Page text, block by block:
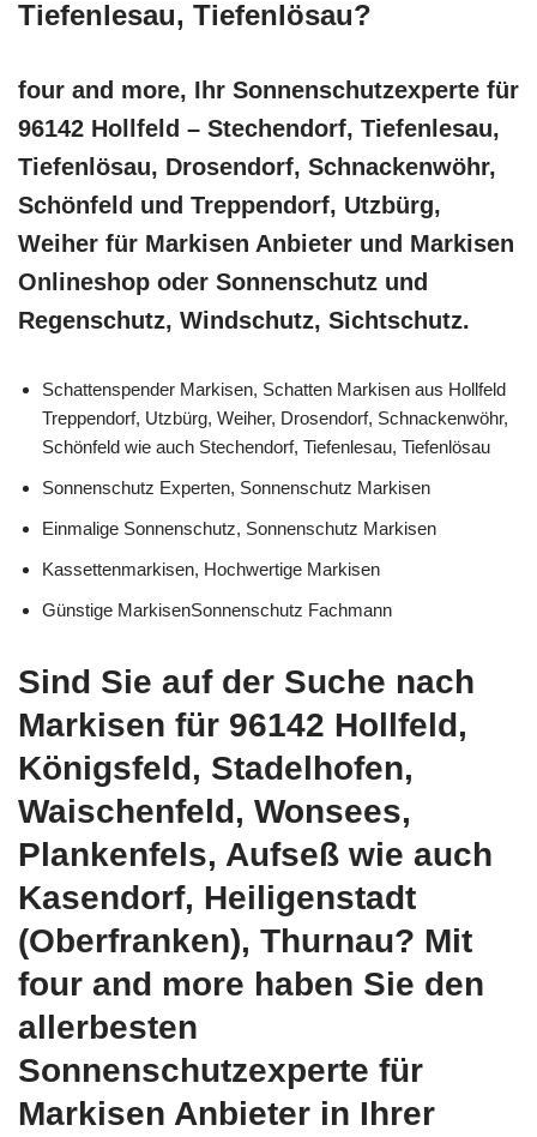
Tiefenlesau, Tiefenlösau?
four and more, Ihr Sonnenschutzexperte für
96142 Hollfeld – Stechendorf, Tiefenlesau,
Tiefenlösau, Drosendorf, Schnackenwöhr,
Schönfeld und Treppendorf, Utzbürg,
Weiher für Markisen Anbieter und Markisen
Onlineshop oder Sonnenschutz und
Regenschutz, Windschutz, Sichtschutz.
Schattenspender Markisen, Schatten Markisen aus Hollfeld
Treppendorf, Utzbürg, Weiher, Drosendorf, Schnackenwöhr,
Schönfeld wie auch Stechendorf, Tiefenlesau, Tiefenlösau
Sonnenschutz Experten, Sonnenschutz Markisen
Einmalige Sonnenschutz, Sonnenschutz Markisen
Kassettenmarkisen, Hochwertige Markisen
Günstige MarkisenSonnenschutz Fachmann
Sind Sie auf der Suche nach
Markisen für 96142 Hollfeld,
Königsfeld, Stadelhofen,
Waischenfeld, Wonsees,
Plankenfels, Aufseß wie auch
Kasendorf, Heiligenstadt
(Oberfranken), Thurnau? Mit
four and more haben Sie den
allerbesten
Sonnenschutzexperte für
Markisen Anbieter in Ihrer